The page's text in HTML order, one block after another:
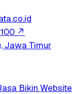
↗
Jawa Timur
Bikin Website